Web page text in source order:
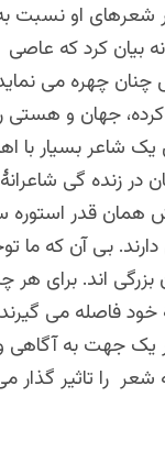
شعرهای او نسبت
بیان کرد که
چهره می
کرده، جهان و
یک شاعر بسیار
در زنده گی
همان قدر
بی آن که ما
بزرگی اند. برای
فاصله می
جهت به آگاهی و
را تاثیر گذار